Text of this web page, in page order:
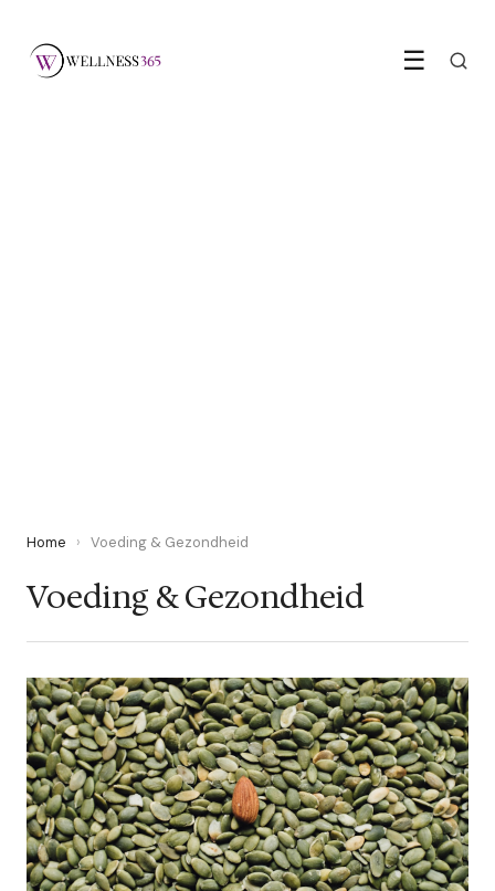
☰
Home › Voeding & Gezondheid
Voeding & Gezondheid